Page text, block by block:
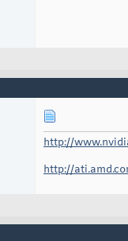
http://
http://